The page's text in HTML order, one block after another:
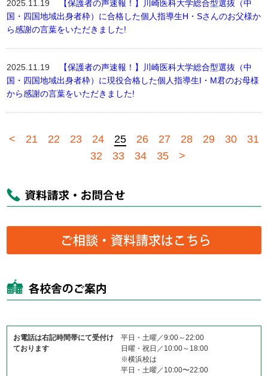
2025.11.19
【保護者の声速報！】川崎医科大学総合型選抜（中
国・四国地域出身者枠）に合格した個人指導生H・Sさんのお父様か
ら感謝の言葉をいただきました!
2025.11.19
【保護者の声速報！】川崎医科大学総合型選抜（中
国・四国地域出身者枠）に現役合格した個人指導生I・M君のお母様
から感謝の言葉をいただきました!
< 21 22 23 24 25 26 27 28 29 30
31
32
33 34 35 >
お電話は右記時間帯にて受付け
ております
平日・土曜／9:00～22:00
日曜・祝日／10:00～18:00
※横浜校は
平日・土曜／10:00〜22:00